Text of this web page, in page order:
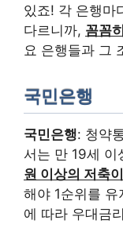
있죠! 각 은행마
다르니까, 꼼꼼
요 은행들과 그
국민은행
국민은행: 청약
서는 만 19세 이
원 이상의 저축
해야 1순위를
에 따라 우대금